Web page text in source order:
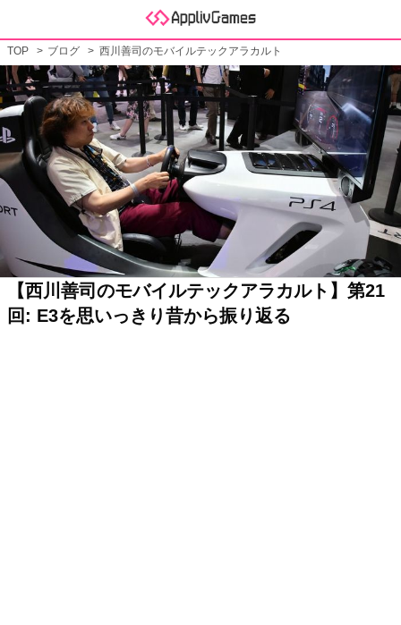
TOP ブログ 西川善司のモバイルテックアラカルト
【西川善司のモバイルテックアラカルト】第21
回: E3を思いっきり昔から振り返る